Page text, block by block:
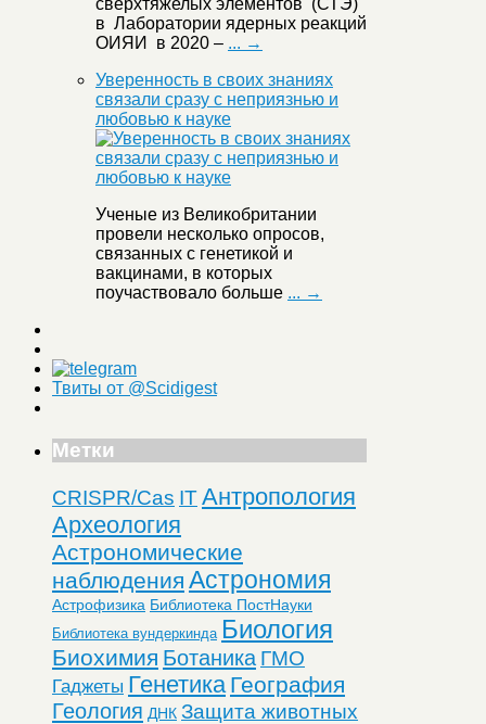
сверхтяжелых элементов (СТЭ)
в Лаборатории ядерных реакций
ОИЯИ в 2020 – ... →
Уверенность в своих знаниях
связали сразу с неприязнью и
любовью к науке
Ученые из Великобритании
провели несколько опросов,
связанных с генетикой и
вакцинами, в которых
поучаствовало больше ... →
Твиты от @Scidigest
Метки
CRISPR/Cas ITАнтропология
Археология
Астрономические
наблюдения Астрономия
Астрофизика Библиотека ПостНауки
Библиотека вундеркинда Биология
Биохимия Ботаника ГМО
Гаджеты Генетика География
Геология ДНК Защита животных